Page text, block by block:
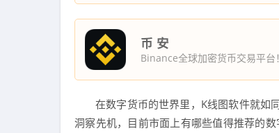
币 安
Binance全球加密货币交易平台！
在数字货币的世界里，K线图软件就如
洞察先机，目前市面上有哪些值得推荐的